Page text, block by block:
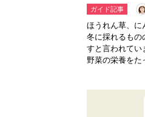
ガイド記事
ほうれん草、に
冬に採れるもの
すと言われてい
野菜の栄養をた